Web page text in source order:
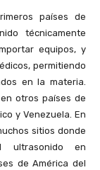
países de
técnicamente
equipos, y
permitiendo
en la materia.
otros países de
y Venezuela. En
sitios donde
ultrasonido en
de América del